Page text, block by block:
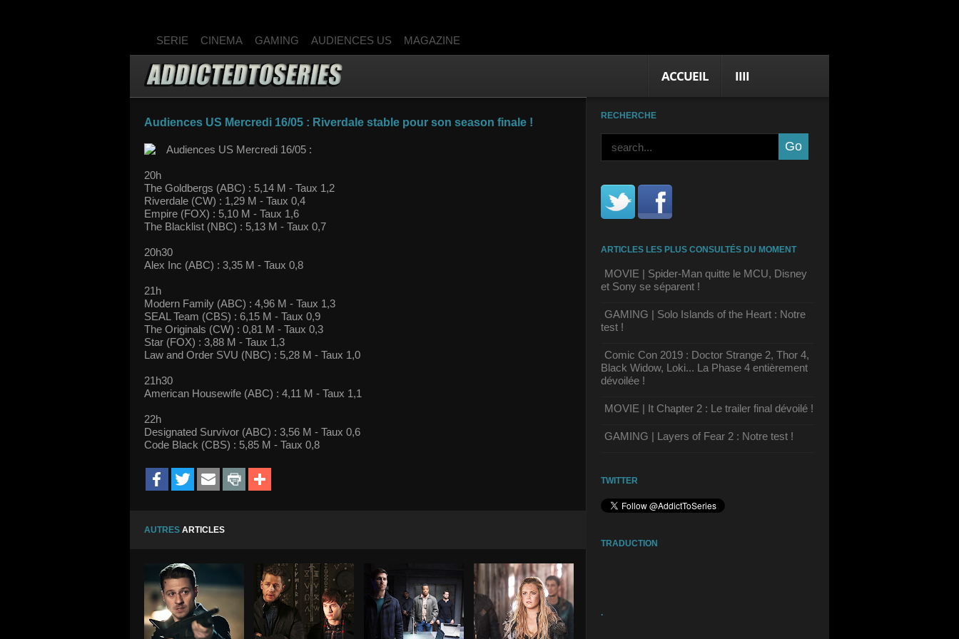
SERIE CINEMA GAMING AUDIENCES US MAGAZINE
ACCUEIL IIII
Audiences US Mercredi 16/05 : Riverdale stable pour son season finale !
Audiences US Mercredi 16/05 :
20h
The Goldbergs (ABC) : 5,14 M - Taux 1,2
Riverdale (CW) : 1,29 M - Taux 0,4
Empire (FOX) : 5,10 M - Taux 1,6
The Blacklist (NBC) : 5,13 M - Taux 0,7
20h30
Alex Inc (ABC) : 3,35 M - Taux 0,8
21h
Modern Family (ABC) : 4,96 M - Taux 1,3
SEAL Team (CBS) : 6,15 M - Taux 0,9
The Originals (CW) : 0,81 M - Taux 0,3
Star (FOX) : 3,88 M - Taux 1,3
Law and Order SVU (NBC) : 5,28 M - Taux 1,0
21h30
American Housewife (ABC) : 4,11 M - Taux 1,1
22h
Designated Survivor (ABC) : 3,56 M - Taux 0,6
Code Black (CBS) : 5,85 M - Taux 0,8
AUTRES ARTICLES
RECHERCHE
ARTICLES LES PLUS CONSULTÉS DU MOMENT
MOVIE | Spider-Man quitte le MCU, Disney
et Sony se séparent !
GAMING | Solo Islands of the Heart : Notre
test !
Comic Con 2019 : Doctor Strange 2, Thor 4,
Black Widow, Loki... La Phase 4 entièrement
dévoilée !
MOVIE | It Chapter 2 : Le trailer final dévoilé !
GAMING | Layers of Fear 2 : Notre test !
TWITTER
TRADUCTION
.